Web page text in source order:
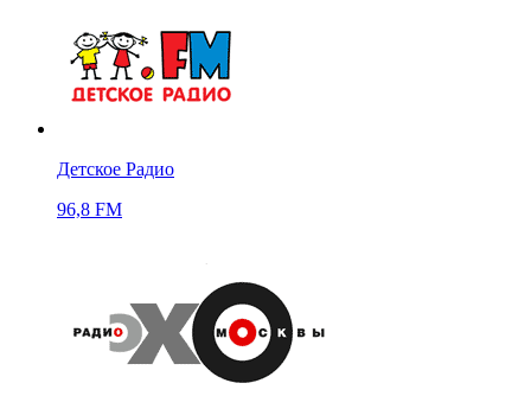
Детское Радио
96,8 FM